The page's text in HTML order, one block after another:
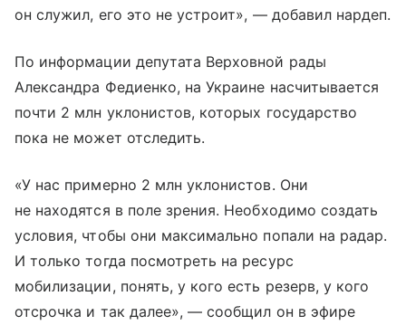
он служил, его это не устроит», — добавил нардеп.
По информации депутата Верховной рады
Александра Федиенко, на Украине насчитывается
почти 2 млн уклонистов, которых государство
пока не может отследить.
«У нас примерно 2 млн уклонистов. Они
не находятся в поле зрения. Необходимо создать
условия, чтобы они максимально попали на радар.
И только тогда посмотреть на ресурс
мобилизации, понять, у кого есть резерв, у кого
отсрочка и так далее», — сообщил он в эфире